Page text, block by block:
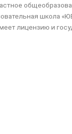
школа
лицензию и